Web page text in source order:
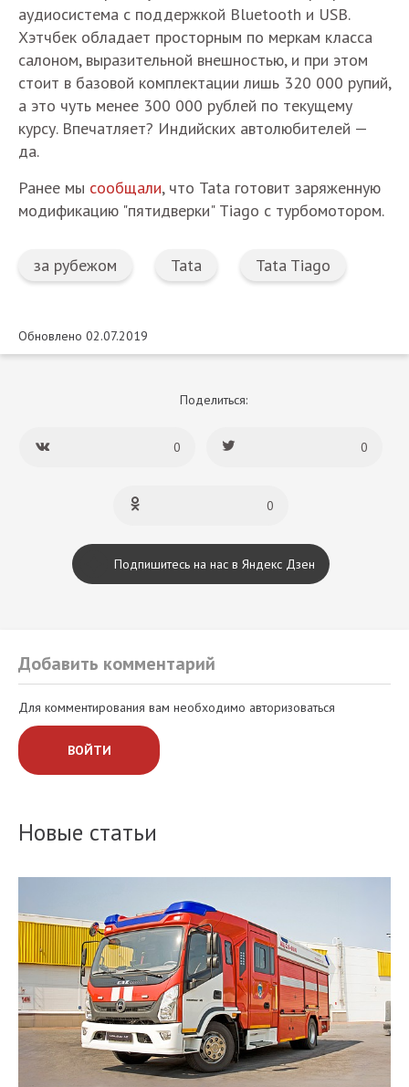
аудиосистема с поддержкой Bluetooth и USB.
Хэтчбек обладает просторным по меркам класса
салоном, выразительной внешностью, и при этом
стоит в базовой комплектации лишь 320 000 рупий,
а это чуть менее 300 000 рублей по текущему
курсу. Впечатляет? Индийских автолюбителей —
да.
Ранее мы сообщали, что Tata готовит заряженную
модификацию "пятидверки" Tiago с турбомотором.
за рубежом Tata Tata Tiago
Обновлено 02.07.2019
Поделиться:
0 0
0
Подпишитесь на нас в Яндекс Дзен
Добавить комментарий
Для комментирования вам необходимо авторизоваться
ВОЙТИ
Новые статьи